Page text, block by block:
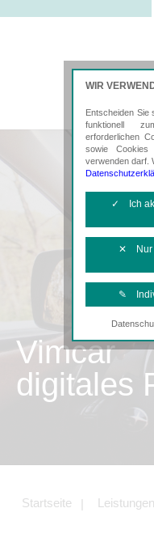
Vimcar
digitales
Startseite Leistungen
WIR
Entscheiden Sie
funktionell
erforderlichen
sowie
verwenden darf.
✓ Ich
✕ Nur
✎
Diese
Diese
LinkedIn.